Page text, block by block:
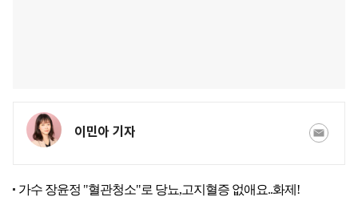
이민아 기자